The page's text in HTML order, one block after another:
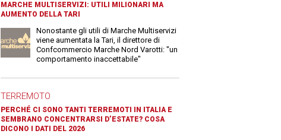
MARCHE MULTISERVIZI: UTILI MILIONARI MA
AUMENTO DELLA TARI
Nonostante gli utili di Marche Multiservizi
viene aumentata la Tari, il direttore di
Confcommercio Marche Nord Varotti: "un
comportamento inaccettabile"
TERREMOTO
PERCHÉ CI SONO TANTI TERREMOTI IN ITALIA E
SEMBRANO CONCENTRARSI D’ESTATE? COSA
DICONO I DATI DEL 2026